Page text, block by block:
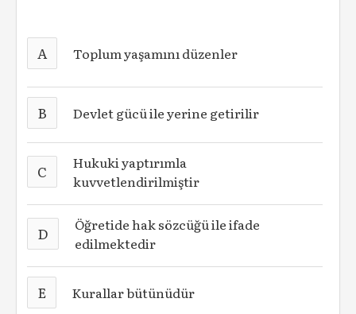
A Toplum yaşamını düzenler
B Devlet gücü ile yerine getirilir
C
Hukuki yaptırımla
kuvvetlendirilmiştir
D
Öğretide hak sözcüğü ile ifade
edilmektedir
E Kurallar bütünüdür